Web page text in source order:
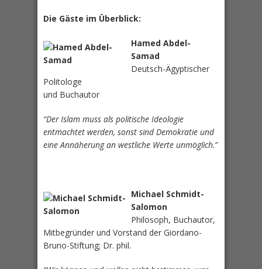
Die Gäste im Überblick:
Hamed Abdel-
Samad
Deutsch-Ägyptischer
Politologe
und Buchautor
“Der Islam muss als politische Ideologie
entmachtet werden, sonst sind Demokratie und
eine Annäherung an westliche Werte unmöglich.”
Michael Schmidt-
Salomon
Philosoph, Buchautor,
Mitbegründer und Vorstand der Giordano-
Bruno-Stiftung; Dr. phil.